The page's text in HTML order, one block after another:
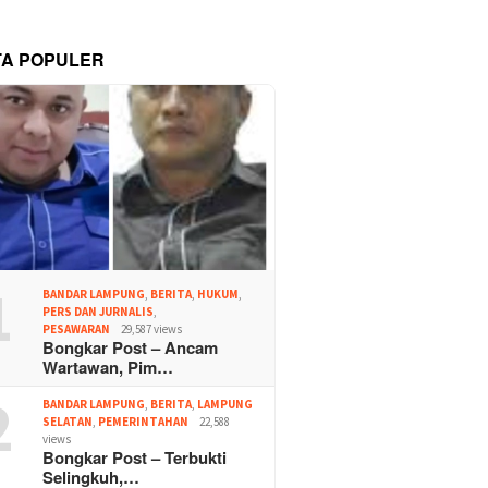
POPULER
BANDAR LAMPUNG BERITA HUKUM
PERS DAN JURNALIS
PESAWARAN
29,587 views
Bongkar Post – Ancam
Wartawan, Pim…
BANDAR LAMPUNG BERITA LAMPUNG
SELATAN PEMERINTAHAN
22,588
views
Bongkar Post – Terbukti
Selingkuh,…